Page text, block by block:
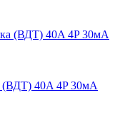
(ВДТ) 40A 4P 30мА